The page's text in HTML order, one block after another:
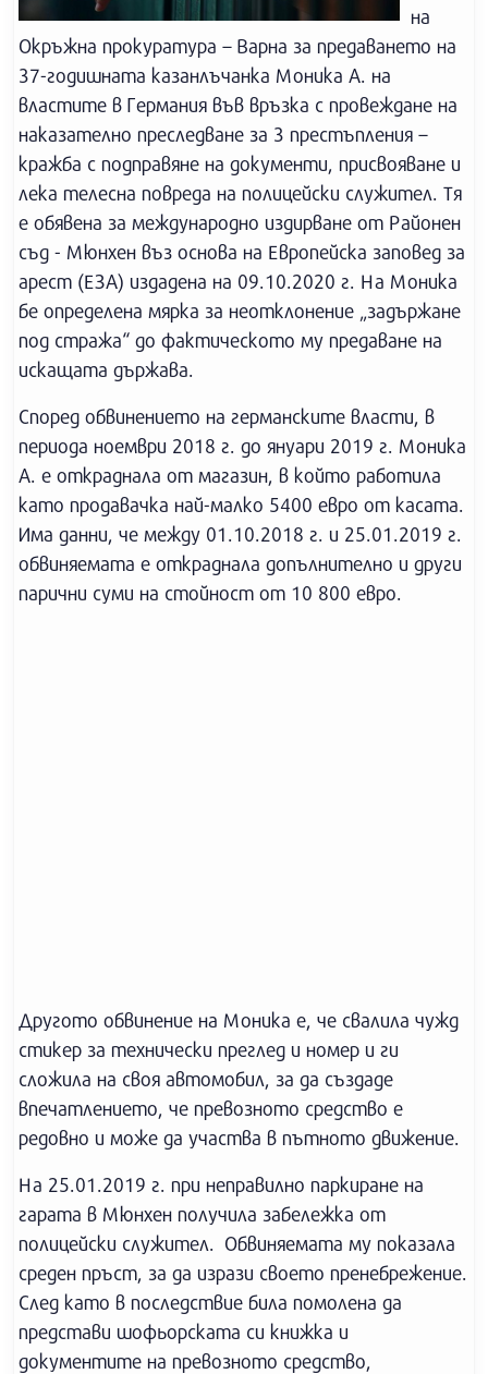
на
Окръжна прокуратура – Варна за предаването на
37-годишната казанлъчанка Моника А. на
властите в Германия във връзка с провеждане на
наказателно преследване за 3 престъпления –
кражба с подправяне на документи, присвояване и
лека телесна повреда на полицейски служител. Тя
е обявена за международно издирване от Районен
съд - Мюнхен въз основа на Европейска заповед за
арест (EЗА) издадена на 09.10.2020 г. На Моника
бе определена мярка за неотклонение „задържане
под стража“ до фактическото му предаване на
искащата държава.
Според обвинението на германските власти, в
периода ноември 2018 г. до януари 2019 г. Моника
А. е откраднала от магазин, в който работила
като продавачка най-малко 5400 евро от касата.
Има данни, че между 01.10.2018 г. и 25.01.2019 г.
обвиняемата е откраднала допълнително и други
парични суми на стойност от 10 800 евро.
Другото обвинение на Моника е, че свалила чужд
стикер за технически преглед и номер и ги
сложила на своя автомобил, за да създаде
впечатлението, че превозното средство е
редовно и може да участва в пътното движение.
На 25.01.2019 г. при неправилно паркиране на
гарата в Мюнхен получила забележка от
полицейски служител. Обвиняемата му показала
среден пръст, за да изрази своето пренебрежение.
След като в последствие била помолена да
представи шофьорската си книжка и
документите на превозното средство,